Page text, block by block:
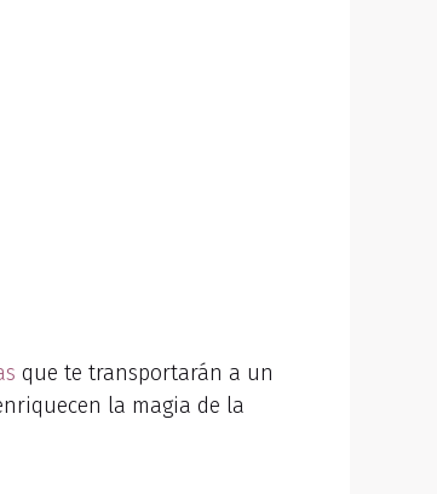
que te transportarán a un
la magia de la